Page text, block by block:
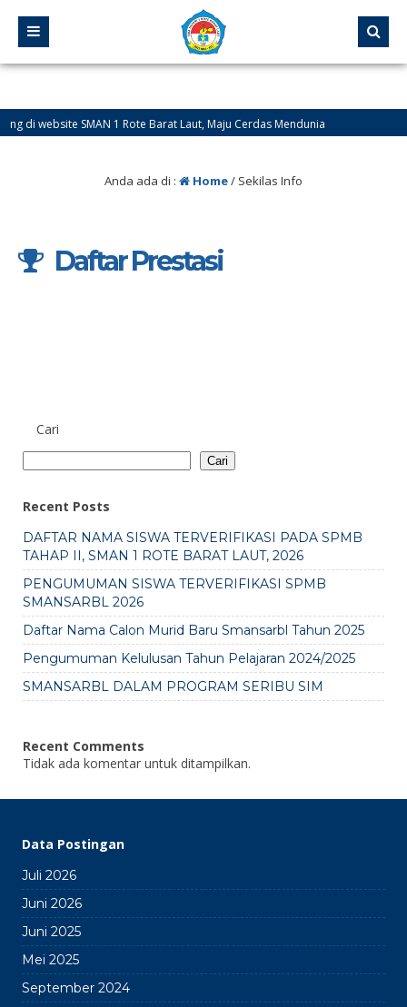
website SMAN 1 Rote Barat Laut, Maju Cerdas Mendunia
Anda ada di : Home/ Sekilas Info
Daftar Prestasi
Cari
Cari
Recent Posts
DAFTAR NAMA SISWA TERVERIFIKASI PADA SPMB
TAHAP II, SMAN 1 ROTE BARAT LAUT, 2026
PENGUMUMAN SISWA TERVERIFIKASI SPMB
SMANSARBL 2026
Daftar Nama Calon Murid Baru Smansarbl Tahun 2025
Pengumuman Kelulusan Tahun Pelajaran 2024/2025
SMANSARBL DALAM PROGRAM SERIBU SIM
Recent Comments
Tidak ada komentar untuk ditampilkan.
Data Postingan
Juli 2026
Juni 2026
Juni 2025
Mei 2025
September 2024